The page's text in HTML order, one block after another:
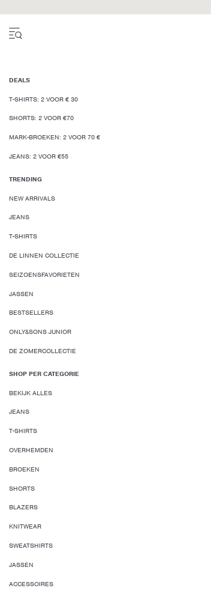
DEALS
T-SHIRTS: 2 VOOR € 30
SHORTS: 2 VOOR €70
MARK-BROEKEN: 2 VOOR 70 €
JEANS: 2 VOOR €55
TRENDING
NEW ARRIVALS
JEANS
T-SHIRTS
DE LINNEN COLLECTIE
SEIZOENSFAVORIETEN
JASSEN
BESTSELLERS
ONLY&SONS JUNIOR
DE ZOMERCOLLECTIE
SHOP PER CATEGORIE
BEKIJK ALLES
JEANS
T-SHIRTS
OVERHEMDEN
BROEKEN
SHORTS
BLAZERS
KNITWEAR
SWEATSHIRTS
JASSEN
ACCESSOIRES